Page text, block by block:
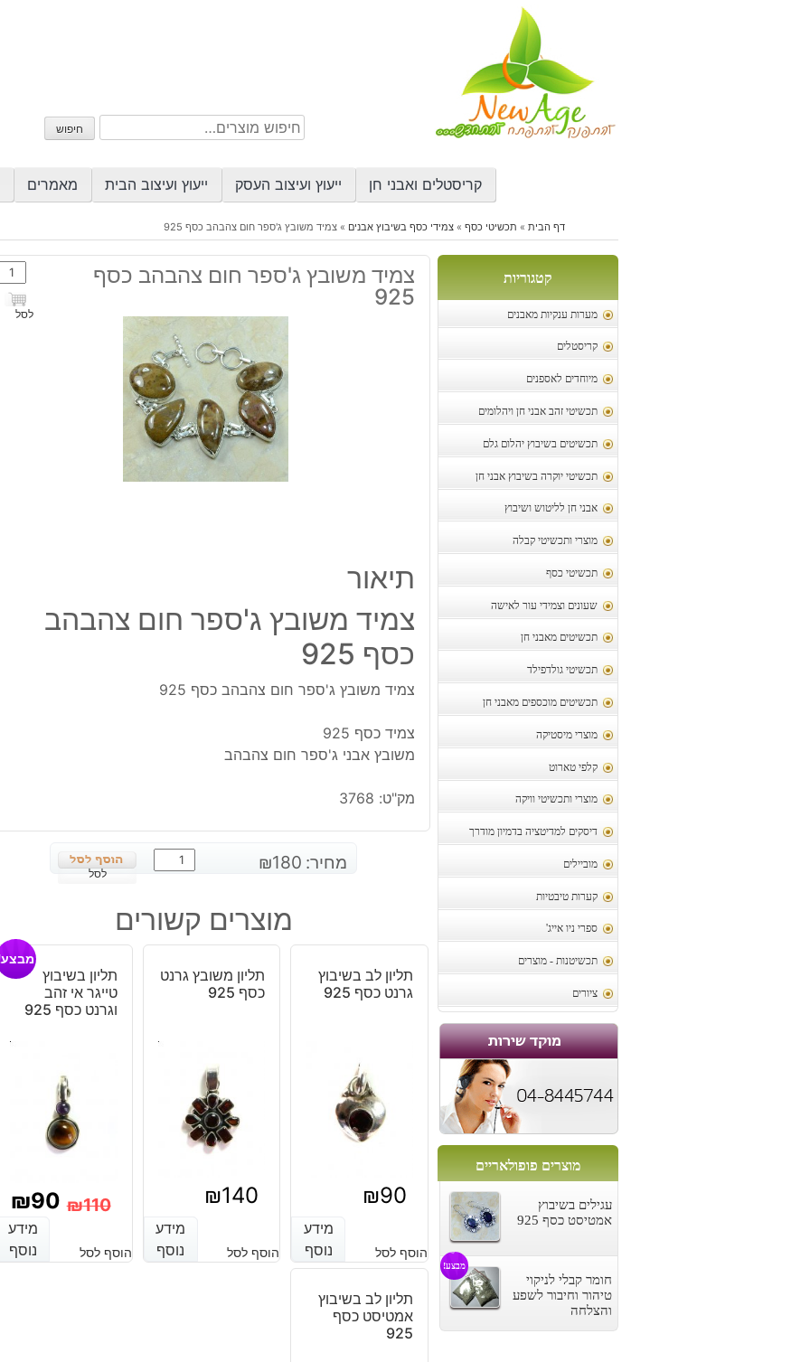
חיפוש
עבור:
חיפוש
קריסטלים ואבני חן ייעוץ ועיצוב העסק ייעוץ ועיצוב הבית מאמרים
דף הבית » תכשיטי כסף »צמידי כסף בשיבוץ אבנים »צמיד משובץ ג'ספר חום צהבהב כסף 925
קטגוריות
מערות ענקיות מאבנים
קריסטלים
מיוחדים לאספנים
תכשיטי זהב אבני חן ויהלומים
תכשיטים בשיבוץ יהלום גלם
תכשיטי יוקרה בשיבוץ אבני חן
אבני חן לליטוש ושיבוץ
מוצרי ותכשיטי קבלה
תכשיטי כסף
שעונים וצמידי עור לאישה
תכשיטים מאבני חן
תכשיטי גולדפילד
תכשיטים מוכספים מאבני חן
מוצרי מיסטיקה
קלפי טארוט
מוצרי ותכשיטי וויקה
דיסקים למדיטציה בדמיון מודרך
מוביילים
קערות טיבטיות
ספרי ניו אייג'
תכשיטנות - מוצרים
ציורים
מוצרים פופולאריים
עגילים בשיבוץ
אמטיסט כסף 925
חומר קבלי לניקוי
טיהור וחיבור לשפע
והצלחה
מבצע!
צמיד משובץ ג'ספר חום צהבהב כסף
925
של
לסל
תיאור
צמיד משובץ ג'ספר חום צהבהב
כסף 925
צמיד משובץ ג'ספר חום צהבהב כסף 925
צמיד כסף 925
משובץ אבני ג'ספר חום צהבהב
מק"ט: 3768
מחיר: ₪180
כמות
של
משובץ
ג'ספר
צהבהב
לסל
מוצרים קשורים
תליון לב בשיבוץ
גרנט כסף 925
₪90
מידע
נוסף
הוסף לסל
מידע
נוסף
תליון משובץ גרנט
כסף 925
₪140
מידע
נוסף
הוסף לסל
מידע
נוסף
תליון בשיבוץ
טייגר אי זהב
וגרנט כסף 925
₪110
המקורי
₪90
הנוכחי
מידע
נוסף
הוסף לסל
מידע
נוסף
תליון לב בשיבוץ
אמטיסט כסף
925